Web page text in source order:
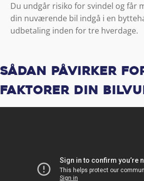
Du undgår risiko for svindel og får
din nuværende bil indgå i en
udbetaling inden for tre hverdage.
Sådan påvirker
faktorer din